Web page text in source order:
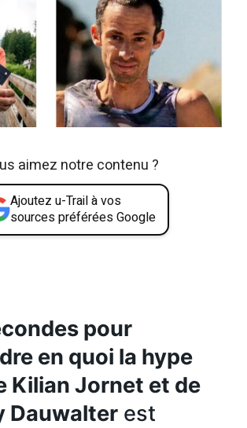
aimez notre contenu ?
Ajoutez u-Trail à vos
sources préférées Google
pour
en quoi la hype
Kilian Jornet et de
Dauwalter est